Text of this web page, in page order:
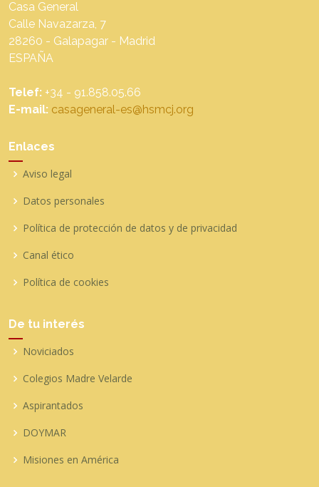
Casa General
Calle Navazarza, 7
28260 - Galapagar - Madrid
ESPAÑA
Telef: +34 - 91.858.05.66
E-mail: casageneral-es@hsmcj.org
Enlaces
Aviso legal
Datos personales
Política de protección de datos y de privacidad
Canal ético
Política de cookies
De tu interés
Noviciados
Colegios Madre Velarde
Aspirantados
DOYMAR
Misiones en América